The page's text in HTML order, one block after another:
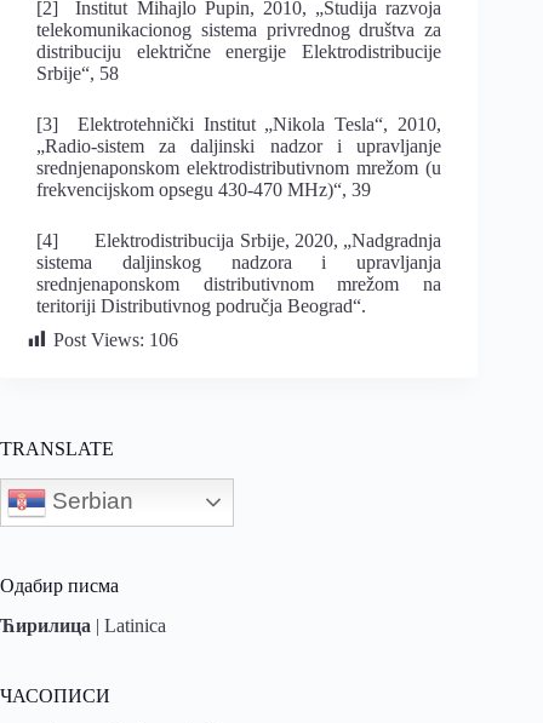
[2] Institut Mihajlo Pupin, 2010, „Studija razvoja
telekomunikacionog sistema privrednog društva za
distribuciju električne energije Elektrodistribucije
Srbije“, 58
[3] Elektrotehnički Institut „Nikola Tesla“, 2010,
„Radio-sistem za daljinski nadzor i upravljanje
srednjenaponskom elektrodistributivnom mrežom (u
frekvencijskom opsegu 430-470 MHz)“, 39
[4] Elektrodistribucija Srbije, 2020, „Nadgradnja
sistema daljinskog nadzora i upravljanja
srednjenaponskom distributivnom mrežom na
teritoriji Distributivnog područja Beograd“.
Post Views: 106
TRANSLATE
Serbian
Одабир писма
Ћирилица | Latinica
ЧАСОПИСИ